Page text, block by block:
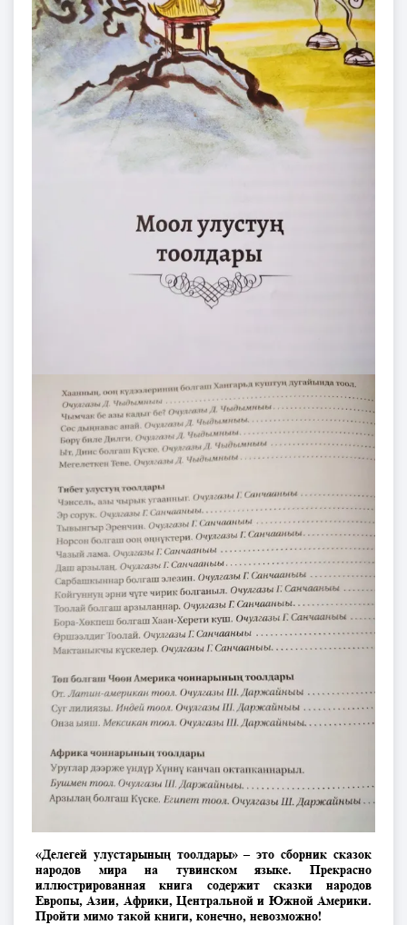
«Делегей улустарының тоолдары» – это сборник сказок
народов мира на тувинском языке. Прекрасно
иллюстрированная книга содержит сказки народов
Европы, Азии, Африки, Центральной и Южной Америки.
Пройти мимо такой книги, конечно, невозможно!